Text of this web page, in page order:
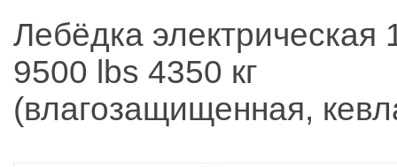
Лебёдка электрическая
9500 lbs 4350 кг
(влагозащищенная,